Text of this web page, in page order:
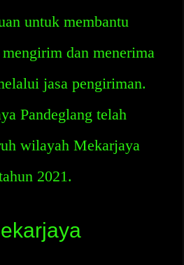
untuk membantu
dan menerima
jasa pengiriman.
Pandeglang telah
wilayah Mekarjaya
2021.